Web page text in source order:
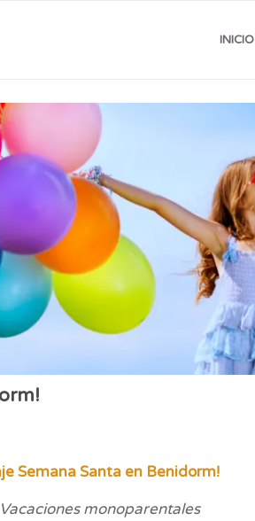
INICIO
Semana Santa en Benidorm!
Vacaciones monoparentales